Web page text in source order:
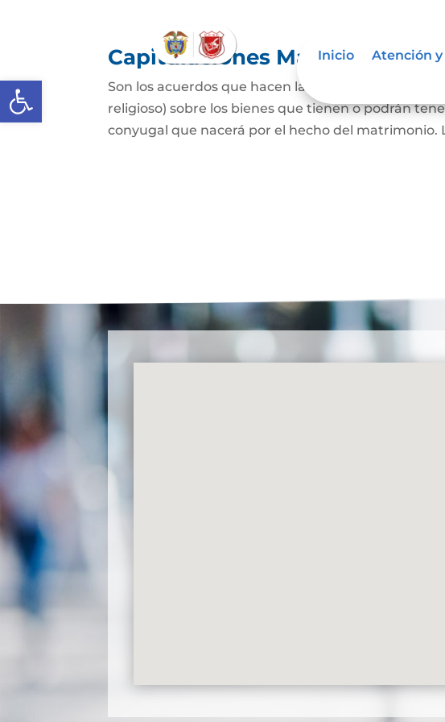
Abrir barra de herramientas
Inicio Atención
Capitulaciones Matrimoniales
Son los acuerdos que hacen las personas que se
religioso) sobre los bienes que tienen o podrán
conyugal que nacerá por el hecho del matrimonio.